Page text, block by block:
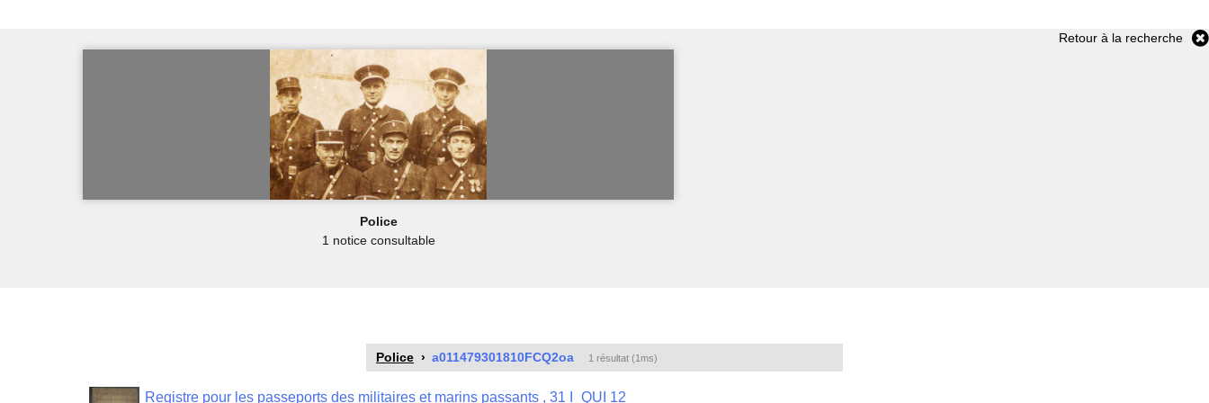
Retour à la recherche
Police
1 notice consultable
Police a011479301810FCQ2oa 1 résultat (1ms)
Registre pour les passeports des militaires et marins passants , 31 I_QUI 12